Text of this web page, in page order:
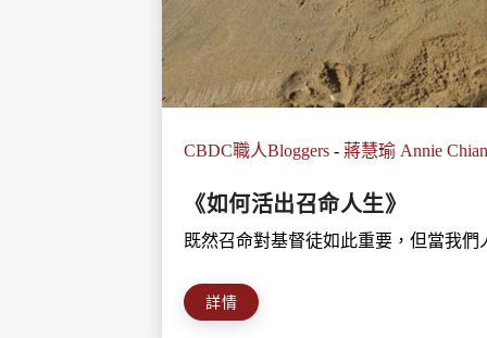
CBDC職人Bloggers -蔣慧瑜 Annie
《如何活出召命人生》
既然召命對基督徒如此重要，但當我
詳情